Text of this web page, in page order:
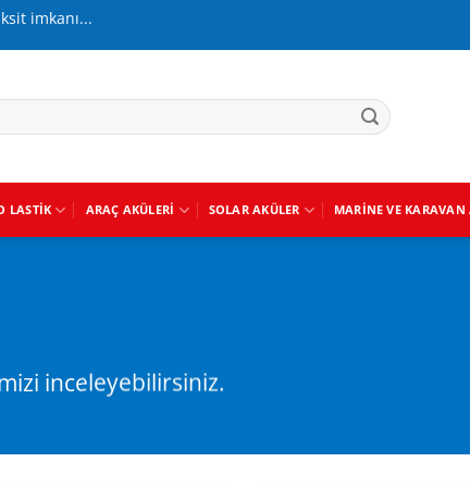
imkanı...
LASTIK ARAÇ AKÜLERI SOLAR AKÜLER MARINE VE KARAVAN
inceleyebilirsiniz.